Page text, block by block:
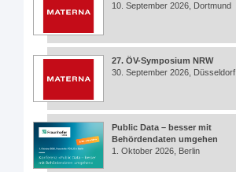
10. September 2026, Dortmund
27. ÖV-Symposium NRW
30. September 2026, Düsseldorf
Public Data – besser mit
Behördendaten umgehen
1. Oktober 2026, Berlin